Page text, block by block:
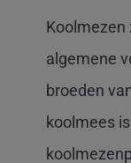
Koolmezen
algemene
broeden
koolmees